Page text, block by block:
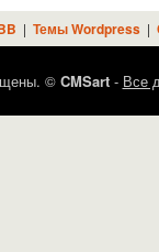
| Темы Wordpress|
© CMSart- Все